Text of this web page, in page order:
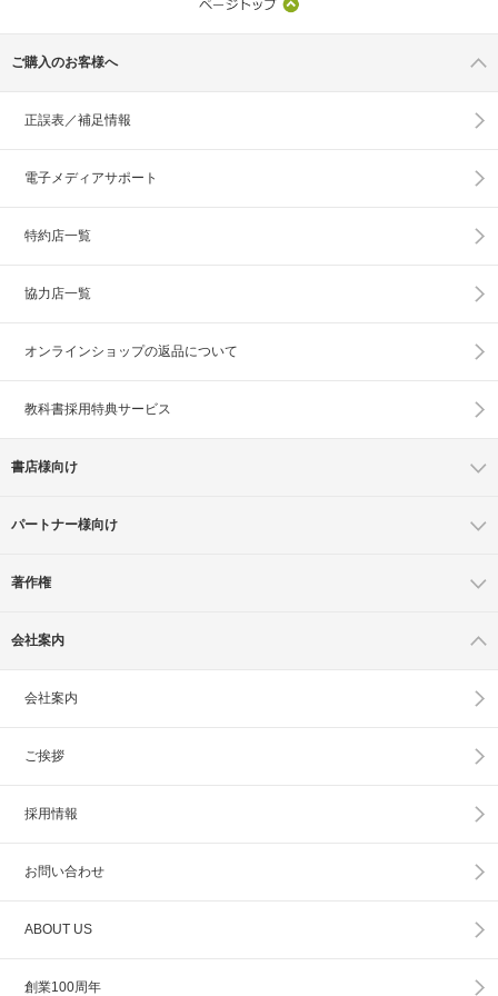
ご購入のお客様へ
正誤表／補足情報
電子メディアサポート
特約店一覧
協力店一覧
オンラインショップの返品について
教科書採用特典サービス
書店様向け
パートナー様向け
著作権
会社案内
会社案内
ご挨拶
採用情報
お問い合わせ
ABOUT US
創業100周年